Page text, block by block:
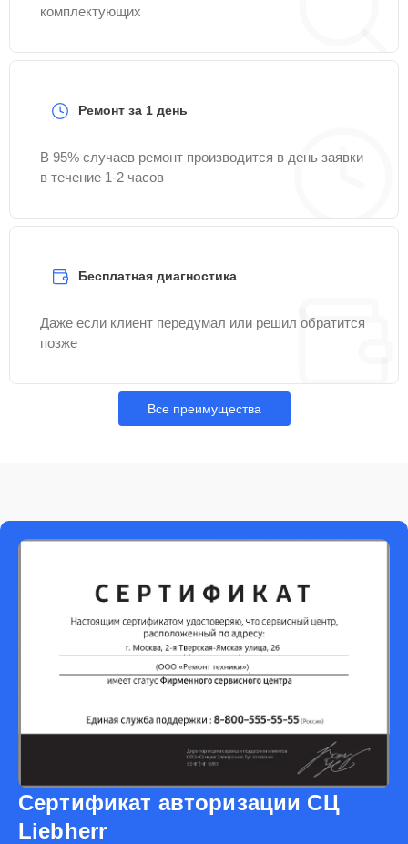
комплектующих
Ремонт за 1 день
В 95% случаев ремонт производится в день заявки
в течение 1-2 часов
Бесплатная диагностика
Даже если клиент передумал или решил обратится
позже
Все преимущества
Сертификат авторизации СЦ
Liebherr